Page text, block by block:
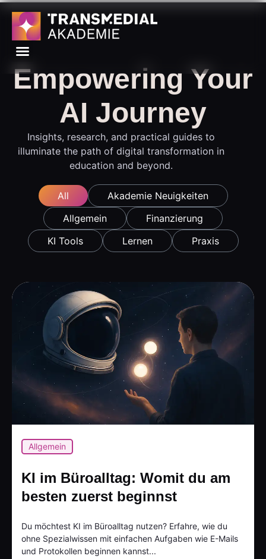
Empowering Your
AI Journey
Insights, research, and practical guides to
illuminate the path of digital transformation in
education and beyond.
Akademie Neuigkeiten
Allgemein
Finanzierung
KI Tools
Lernen Praxis
All
Allgemein
KI im Büroalltag: Womit du am
besten zuerst beginnst
Du möchtest KI im Büroalltag nutzen? Erfahre, wie du
ohne Spezialwissen mit einfachen Aufgaben wie E-Mails
und Protokollen beginnen kannst...